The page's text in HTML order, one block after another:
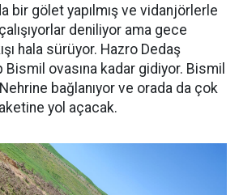
bir gölet yapılmış ve vidanjörlerle
deniliyor ama gece
hala sürüyor. Hazro Dedaş
Bismil ovasına kadar gidiyor. Bismil
bağlanıyor ve orada da çok
yol açacak.